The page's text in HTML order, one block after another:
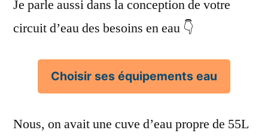
Je parle aussi dans la conception de votre
circuit d’eau des besoins en eau 👇
Choisir ses équipements eau
Nous, on avait une cuve d’eau propre de 55L